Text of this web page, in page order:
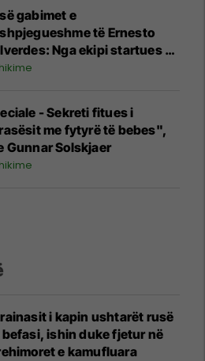
gabimet e
të Ernesto
Nga ekipi startues e
deri te strategjia
- Sekreti fitues i
me fytyrë të bebes",
Gunnar Solskjaer
i kapin ushtarët rusë
befasi, ishin duke fjetur në
e kamufluara